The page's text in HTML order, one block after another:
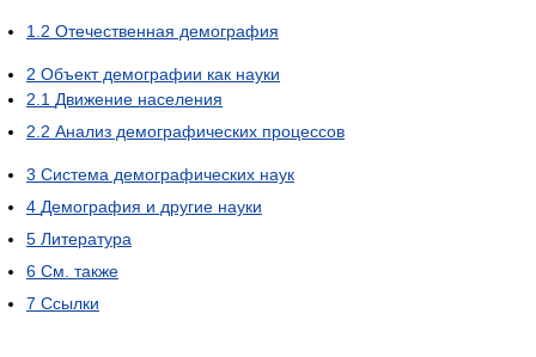
1.2 Отечественная демография
2 Объект демографии как науки
2.1 Движение населения
2.2 Анализ демографических процессов
3 Система демографических наук
4 Демография и другие науки
5 Литература
6 См. также
7 Ссылки